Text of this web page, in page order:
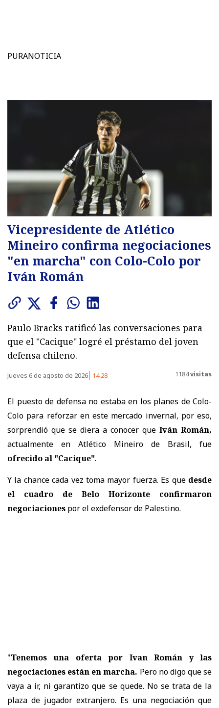
PURANOTICIA
Vicepresidente de Atlético
Mineiro confirma negociaciones
"en marcha" con Colo-Colo por
Iván Román
Paulo Bracks ratificó las conversaciones para
que el "Cacique" logré el préstamo del joven
defensa chileno.
Jueves 6 de agosto de 2026 14:28 1184visitas
El puesto de defensa no estaba en los planes de Colo-
Colo para reforzar en este mercado invernal, por eso,
sorprendió que se diera a conocer que Iván Román,
actualmente en Atlético Mineiro de Brasil, fue
ofrecido al "Cacique".
Y la chance cada vez toma mayor fuerza. Es que desde
el cuadro de Belo Horizonte confirmaron
negociaciones por el exdefensor de Palestino.
"Tenemos una oferta por Ivan Román y las
negociaciones están en marcha. Pero no digo que se
vaya a ir, ni garantizo que se quede. No se trata de la
plaza de jugador extranjero. Es una negociación que